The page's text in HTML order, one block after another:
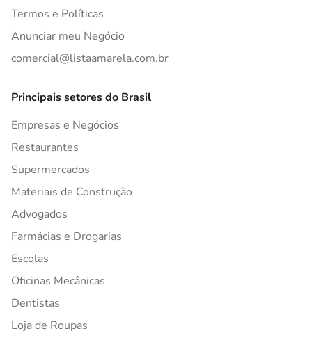
Termos e Políticas
Anunciar meu Negócio
comercial@listaamarela.com.br
Principais setores do Brasil
Empresas e Negócios
Restaurantes
Supermercados
Materiais de Construção
Advogados
Farmácias e Drogarias
Escolas
Oficinas Mecânicas
Dentistas
Loja de Roupas